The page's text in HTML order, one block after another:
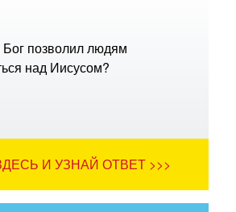
позволил людям
над Иисусом?
И УЗНАЙ ОТВЕТ >>>